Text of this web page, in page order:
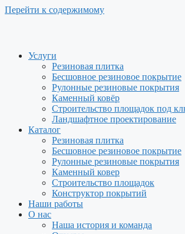
Перейти к содержимому
Услуги
Резиновая плитка
Бесшовное резиновое покрытие
Рулонные резиновые покрытия
Каменный ковёр
Строительство площадок под
Ландшафтное проектирование
Каталог
Резиновая плитка
Бесшовное резиновое покрытие
Рулонные резиновые покрытия
Каменный ковер
Строительство площадок
Конструктор покрытий
Наши работы
О нас
Наша история и команда